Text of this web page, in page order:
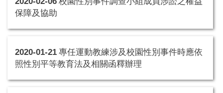
保障及協助
2020-01-21 專任運動教練涉及校園性別事件時應依
照性別平等教育法及相關函釋辦理